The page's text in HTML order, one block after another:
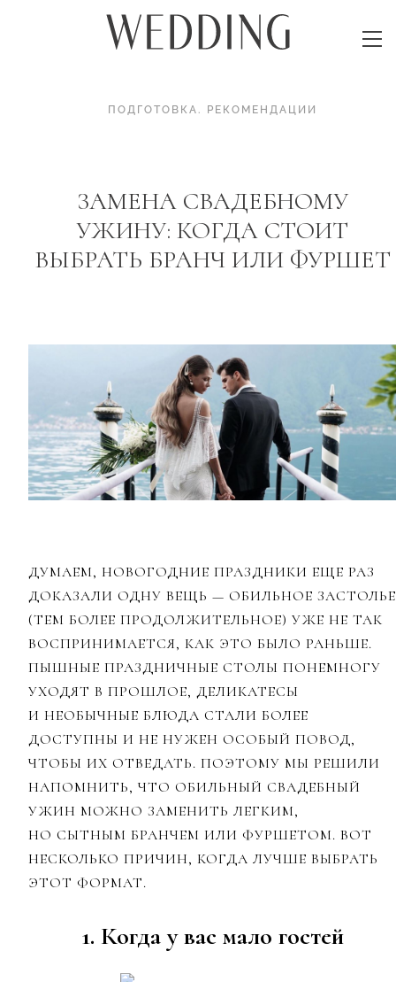
ПОДГОТОВКА. РЕКОМЕНДАЦИИ
ЗАМЕНА СВАДЕБНОМУ
УЖИНУ: КОГДА СТОИТ
ВЫБРАТЬ БРАНЧ ИЛИ ФУРШЕТ
ДУМАЕМ, НОВОГОДНИЕ ПРАЗДНИКИ ЕЩЕ РАЗ
ДОКАЗАЛИ ОДНУ ВЕЩЬ — ОБИЛЬНОЕ ЗАСТОЛЬЕ
(ТЕМ БОЛЕЕ ПРОДОЛЖИТЕЛЬНОЕ) УЖЕ НЕ ТАК
ВОСПРИНИМАЕТСЯ, КАК ЭТО БЫЛО РАНЬШЕ.
ПЫШНЫЕ ПРАЗДНИЧНЫЕ СТОЛЫ ПОНЕМНОГУ
УХОДЯТ В ПРОШЛОЕ, ДЕЛИКАТЕСЫ
И НЕОБЫЧНЫЕ БЛЮДА СТАЛИ БОЛЕЕ
ДОСТУПНЫ И НЕ НУЖЕН ОСОБЫЙ ПОВОД,
ЧТОБЫ ИХ ОТВЕДАТЬ. ПОЭТОМУ МЫ РЕШИЛИ
НАПОМНИТЬ, ЧТО ОБИЛЬНЫЙ СВАДЕБНЫЙ
УЖИН МОЖНО ЗАМЕНИТЬ ЛЕГКИМ,
НО СЫТНЫМ БРАНЧЕМ ИЛИ ФУРШЕТОМ. ВОТ
НЕСКОЛЬКО ПРИЧИН, КОГДА ЛУЧШЕ ВЫБРАТЬ
ЭТОТ ФОРМАТ.
1. Когда у вас мало гостей